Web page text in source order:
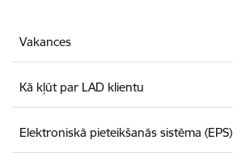
Vakances
Kā kļūt par LAD klientu
Elektroniskā pieteikšanās sistēma (EPS)